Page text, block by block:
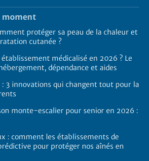
moment
protéger sa peau de la chaleur et
cutanée ?
médicalisé en 2026 ? Le
dépendance et aides
: 3 innovations qui changent tout pour la
monte-escalier pour senior en 2026 :
: comment les établissements de
pour protéger nos aînés en